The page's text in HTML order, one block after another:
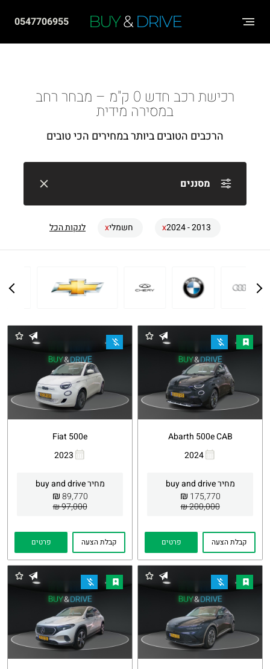
בְּאֲתָר
הַמְּסַיַּעַת
הָאֲתָר.
BUY&DRIVE
0547706955
רכישת רכב חדש 0 ק"מ – מבחר רחב
במסירה מידית
הרכבים הטובים ביותר במחירים הכי טובים
מסננים
2013 - 2024 חשמלי לנקות הכל
Abarth 500e CAB
2024
מחיר buy and drive
175,770
₪
200,000 ₪
Whatsapp
קבלת הצעה פרטים
Fiat 500e
2023
מחיר buy and drive
89,770
₪
97,000 ₪
Whatsapp
קבלת הצעה פרטים